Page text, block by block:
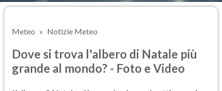
Meteo Notizie Meteo
Dove si trova l'albero di Natale più
grande al mondo? - Foto e Video